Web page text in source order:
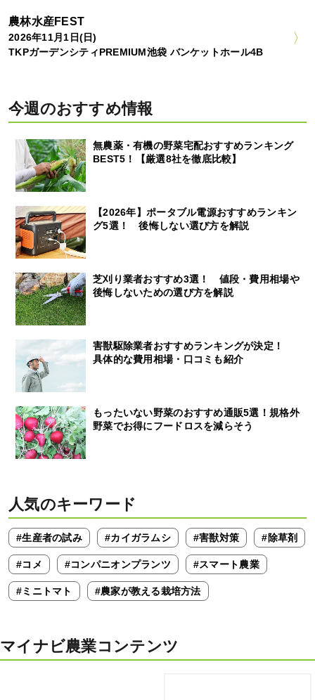
農林水産FEST
2026年11月1日(日)
TKPガーデンシティPREMIUM池袋 バンケットホール4B
今週のおすすめ情報
無農薬・有機の野菜宅配おすすめランキング
BEST5！【厳選8社を徹底比較】
【2026年】ポータブル電源おすすめランキン
グ5選！ 後悔しない選び方を解説
芝刈り業者おすすめ3選！ 値段・費用相場や
後悔しないための選び方を解説
害獣駆除業者おすすめランキングが決定！
具体的な費用相場・口コミも紹介
もったいない野菜のおすすめ通販5選！規格外
野菜でお得にフードロスを減らそう
人気のキーワード
#生産者の試み #カイガラムシ #害獣対策 #除草剤
#コメ #コンパニオンプランツ #スマート農業
#ミニトマト #農家が教える栽培方法
マイナビ農業コンテンツ